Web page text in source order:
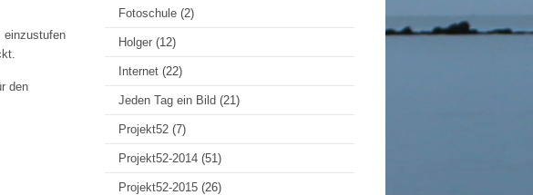
einzustufen
den
Fotoschule (2)
Holger (12)
Internet (22)
Jeden Tag ein Bild (21)
Projekt52 (7)
Projekt52-2014 (51)
Projekt52-2015 (26)